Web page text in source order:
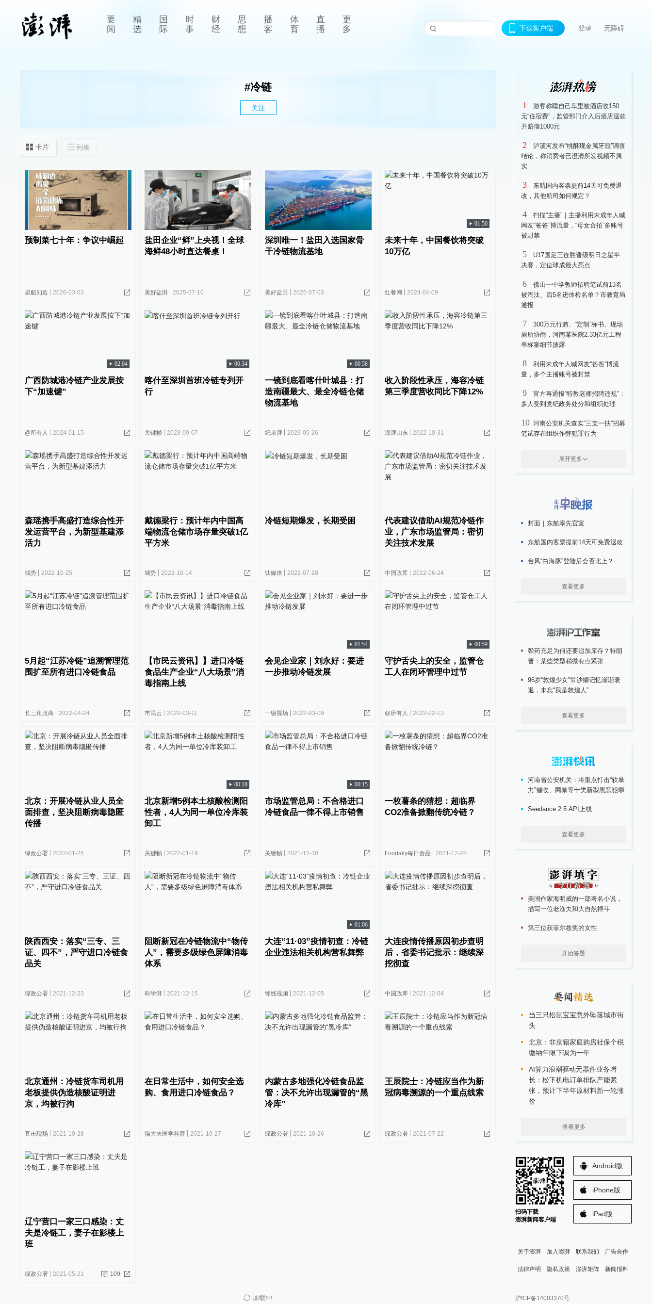
要
闻
精
选
国
际
时
事
财
经
思
想
播
客
体
育
直
播
更
多
下载客户端 登录 无障碍
#冷链
关注
卡片 列表
预制菜七十年：争议中崛起
星船知造 2026-03-03
盐田企业“鲜”上央视！全球
海鲜48小时直达餐桌！
美好盐田 2025-07-10
深圳唯一！盐田入选国家骨
干冷链物流基地
美好盐田 2025-07-03
01:50
未来十年，中国餐饮将突破
10万亿
红餐网 2024-04-09
02:04
广西防城港冷链产业发展按
下“加速键”
@所有人 2024-01-15
00:34
喀什至深圳首班冷链专列开
行
关键帧 2023-09-07
00:58
一镜到底看喀什叶城县：打
造南疆最大、最全冷链仓储
物流基地
纪录湃 2023-05-26
收入阶段性承压，海容冷链
第三季度营收同比下降12%
澎湃山东 2022-10-31
森瑶携手高盛打造综合性开
发运营平台，为新型基建添
活力
城势 2022-10-25
戴德梁行：预计年内中国高
端物流仓储市场存量突破1亿
平方米
城势 2022-10-14
冷链短期爆发，长期受困
钛媒体 2022-07-28
代表建议借助AI规范冷链作
业，广东市场监管局：密切
关注技术发展
中国政库 2022-06-24
5月起“江苏冷链”追溯管理范
围扩至所有进口冷链食品
长三角政商 2022-04-24
【市民云资讯】】进口冷链
食品生产企业“八大场景”消
毒指南上线
市民云 2022-03-11
01:54
会见企业家｜刘永好：要进
一步推动冷链发展
一级视场 2022-03-09
00:59
守护舌尖上的安全，监管仓
工人在闭环管理中过节
@所有人 2022-02-13
北京：开展冷链从业人员全
面排查，坚决阻断病毒隐匿
传播
绿政公署 2022-01-25
00:18
北京新增5例本土核酸检测阳
性者，4人为同一单位冷库装
卸工
关键帧 2022-01-19
00:15
市场监管总局：不合格进口
冷链食品一律不得上市销售
关键帧 2021-12-30
一枚薯条的猜想：超临界
CO2准备掀翻传统冷链？
Foodaily每日食品 2021-12-28
陕西西安：落实“三专、三
证、四不”，严守进口冷链食
品关
绿政公署 2021-12-23
阻断新冠在冷链物流中“物传
人”，需要多级绿色屏障消毒
体系
科学湃 2021-12-15
01:06
大连“11·03”疫情初查：冷链
企业违法相关机构营私舞弊
锋线视频 2021-12-05
大连疫情传播原因初步查明
后，省委书记批示：继续深
挖彻查
中国政库 2021-12-04
北京通州：冷链货车司机用
老板提供伪造核酸证明进
京，均被行拘
直击现场 2021-10-28
在日常生活中，如何安全选
购、食用进口冷链食品？
猫大夫医学科普 2021-10-27
内蒙古多地强化冷链食品监
管：决不允许出现漏管的“黑
冷库”
绿政公署 2021-10-26
王辰院士：冷链应当作为新
冠病毒溯源的一个重点线索
绿政公署 2021-07-22
辽宁营口一家三口感染：丈
夫是冷链工，妻子在影楼上
班
绿政公署 2021-05-21 109
加载中
1
游客称睡自己车里被酒店收150
元“住宿费”，监管部门介入后酒店退款
并赔偿1000元
2
泸溪河发布“桃酥现金属牙冠”调查
结论，称消费者已澄清所发视频不属
实
3
东航国内客票提前14天可免费退
改，其他航司如何规定？
4
扫描“主播”｜主播利用未成年人喊
网友“爸爸”博流量，“母女合拍”多账号
被封禁
5
U17国足三连胜晋级明日之星半
决赛，定位球成最大亮点
6
佛山一中学教师招聘笔试前13名
被淘汰、后5名进体检名单？市教育局
通报
7
300万元行贿、“定制”标书、现场
厕所协商，河南某医院2.33亿元工程
串标案细节披露
8
利用未成年人喊网友“爸爸”博流
量，多个主播账号被封禁
9
官方再通报“特教老师招聘违规”：
多人受到党纪政务处分和组织处理
10 河南公安机关查实“三支一扶”招募
笔试存在组织作弊犯罪行为
展开更多
封面｜东航率先官宣
东航国内客票提前14天可免费退改
台风“白海豚”登陆后会否北上？
查看更多
弹药充足为何还要追加库存？特朗
普：某些类型稍微有点紧张
96岁“敦煌少女”常沙娜记忆渐渐衰
退，未忘“我是敦煌人”
查看更多
河南省公安机关：将重点打击“软暴
力”催收、网暴等十类新型黑恶犯罪
Seedance 2.5 API上线
查看更多
美国作家海明威的一部著名小说，
描写一位老渔夫和大自然搏斗
第三位获菲尔兹奖的女性
开始答题
当三只松鼠宝宝意外坠落城市街
头
北京：非京籍家庭购房社保个税
缴纳年限下调为一年
AI算力浪潮驱动元器件业务增
长：松下机电订单排队产能紧
张，预计下半年原材料新一轮涨
价
查看更多
扫码下载
澎湃新闻客户端
Android版
iPhone版
iPad版
关于澎湃 加入澎湃 联系我们 广告合作
法律声明 隐私政策 澎湃矩阵
澎湃新闻公众号
新闻报料
报料邮箱: news@thepaper.cn
沪ICP备14003370号